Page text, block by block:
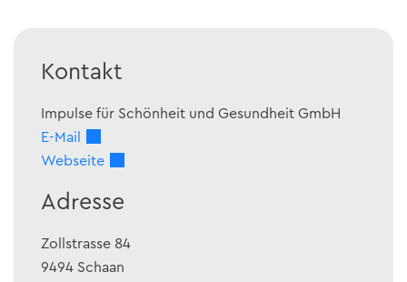
Kontakt
Impulse für Schönheit und Gesundheit GmbH
E-Mail
Webseite
Adresse
Zollstrasse 84
9494 Schaan